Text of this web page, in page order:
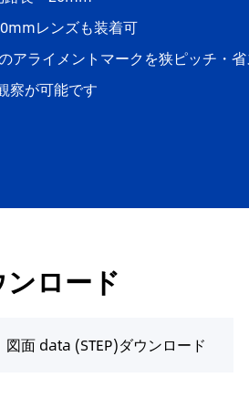
レンズも装着可
アライメントマークを狭ピッチ・
察が可能です
ロード
図面 data (STEP)ダウンロード